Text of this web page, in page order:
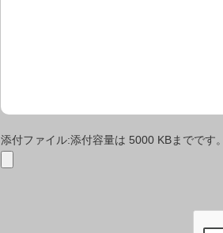
添付ファイル:添付容量は 5000 KBまでです